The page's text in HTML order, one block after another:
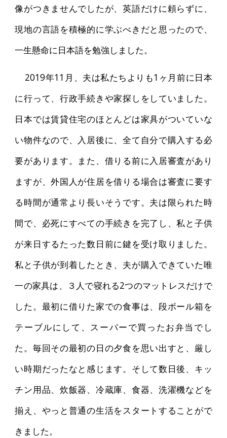
像がつきませんでしたが、英語だけに頼らずに、
現地の言語を積極的に学ぶべきだと思ったので、
一生懸命に日本語を勉強しました。
2019年11月、夫は私たちよりも1ヶ月前に日本
に行って、行政手続きや家探しをしていました。
日本では賃貸住宅のほとんどは家具がついていな
い物件なので、入居後に、全て自分で購入する必
要があります。また、借りる前に入居審査があり
ますが、外国人が住居を借りる場合は審査に要す
る時間が通常より長いそうです。夫は限られた時
間で、必死にすべての手続きを完了し、私と子供
が来日するたった数日前に鍵を受け取りました。
私と子供が到着したとき、夫が購入できていた唯
一の家具は、３人で寝れる2つのマットレスだけで
した。最初に借りた家での食事は、段ボール箱を
テーブルにして、スーパーで買ったお弁当でし
た。毎回その最初の日の夕食を思い出すと、厳し
い時期だったなと感じます。そして数日後、キッ
チン用品、炊飯器、冷蔵庫、食器、洗濯機などを
揃え、やっと普通の生活をスタートすることがで
きました。